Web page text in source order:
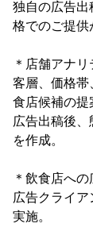
独自の広告出
格でのご提供
＊店舗アナ
客層、価格帯
食店候補の提
広告出稿後
を作成。
＊飲食店へ
広告クライ
実施。